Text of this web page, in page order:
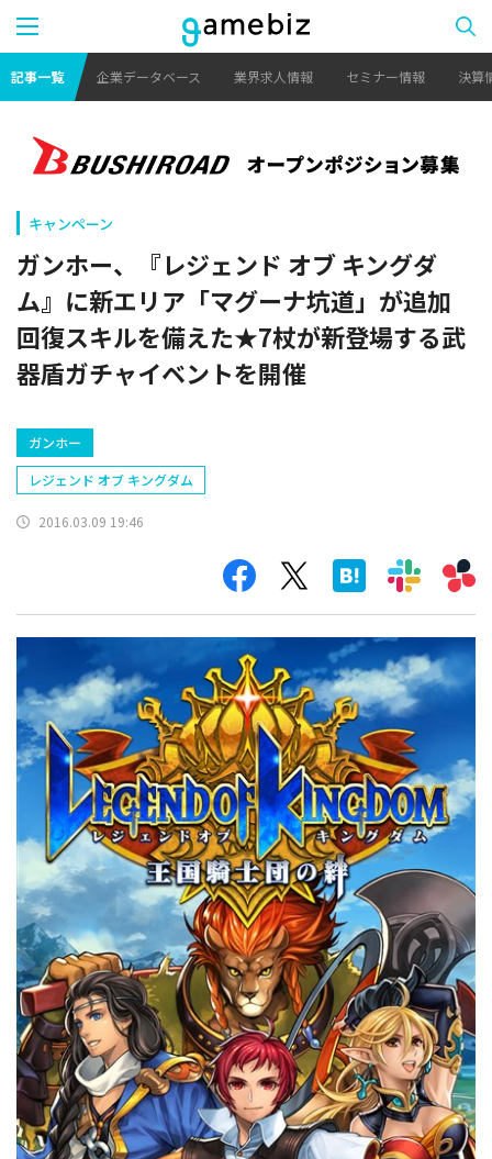
記事一覧 企業データベース 業界求人情報 セミナー情報 決算
キャンペーン
ガンホー、『レジェンド オブ キングダ
ム』に新エリア「マグーナ坑道」が追加
回復スキルを備えた★7杖が新登場する武
器盾ガチャイベントを開催
ガンホー
レジェンド オブ キングダム
2016.03.09 19:46